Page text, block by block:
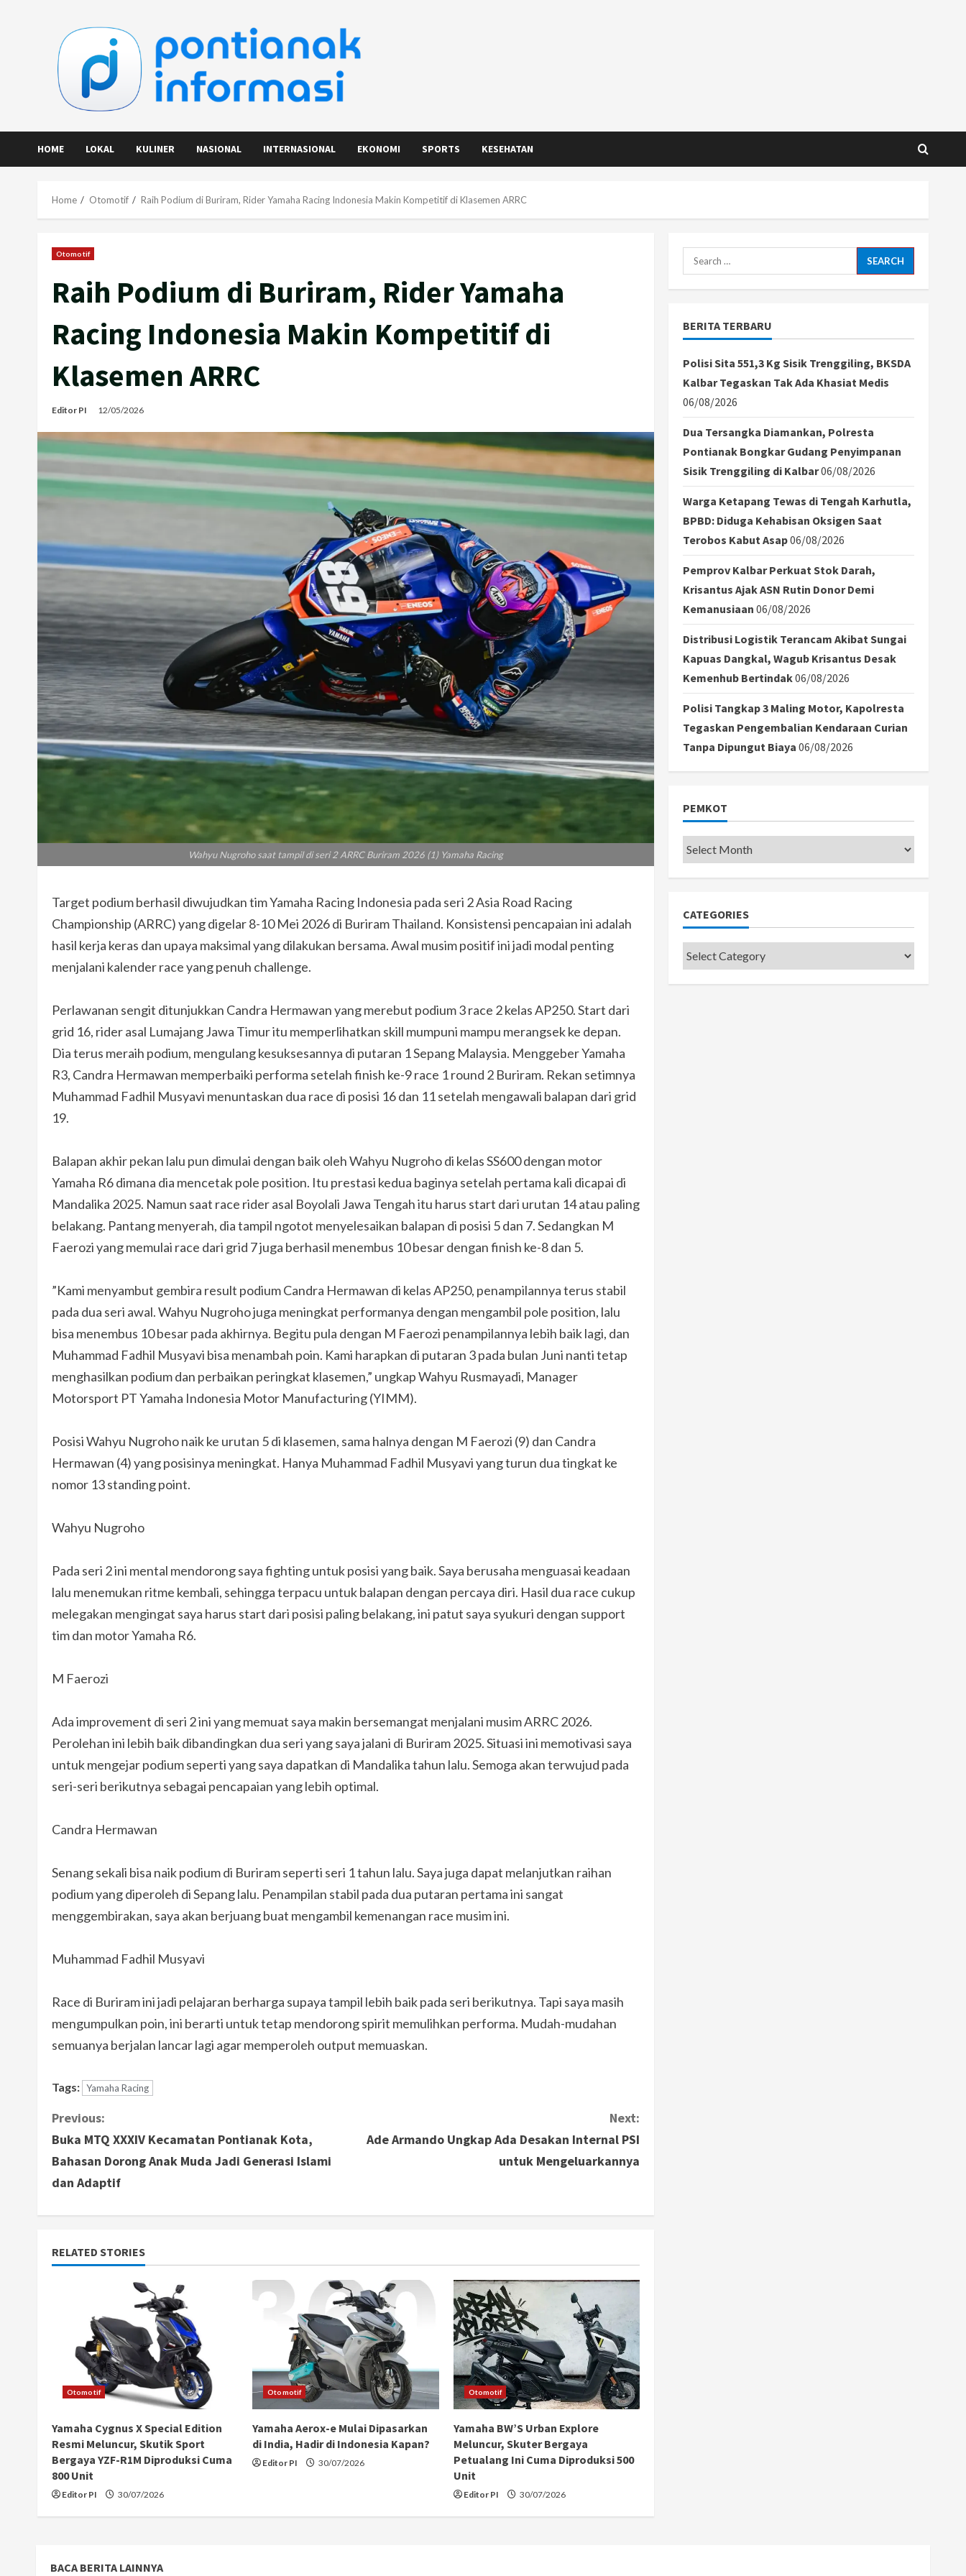
HOME LOKAL KULINER NASIONAL INTERNASIONAL EKONOMI SPORTS KESEHATAN
Home Otomotif Raih Podium di Buriram, Rider Yamaha Racing Indonesia Makin Kompetitif di Klasemen ARRC
Otomotif
Raih Podium di Buriram, Rider Yamaha
Racing Indonesia Makin Kompetitif di
Klasemen ARRC
Editor PI 12/05/2026
Wahyu Nugroho saat tampil di seri 2 ARRC Buriram 2026 (1) Yamaha Racing
Target podium berhasil diwujudkan tim Yamaha Racing Indonesia pada seri 2 Asia Road Racing
Championship (ARRC) yang digelar 8-10 Mei 2026 di Buriram Thailand. Konsistensi pencapaian ini adalah
hasil kerja keras dan upaya maksimal yang dilakukan bersama. Awal musim positif ini jadi modal penting
menjalani kalender race yang penuh challenge.
Perlawanan sengit ditunjukkan Candra Hermawan yang merebut podium 3 race 2 kelas AP250. Start dari
grid 16, rider asal Lumajang Jawa Timur itu memperlihatkan skill mumpuni mampu merangsek ke depan.
Dia terus meraih podium, mengulang kesuksesannya di putaran 1 Sepang Malaysia. Menggeber Yamaha
R3, Candra Hermawan memperbaiki performa setelah finish ke-9 race 1 round 2 Buriram. Rekan setimnya
Muhammad Fadhil Musyavi menuntaskan dua race di posisi 16 dan 11 setelah mengawali balapan dari grid
19.
Balapan akhir pekan lalu pun dimulai dengan baik oleh Wahyu Nugroho di kelas SS600 dengan motor
Yamaha R6 dimana dia mencetak pole position. Itu prestasi kedua baginya setelah pertama kali dicapai di
Mandalika 2025. Namun saat race rider asal Boyolali Jawa Tengah itu harus start dari urutan 14 atau paling
belakang. Pantang menyerah, dia tampil ngotot menyelesaikan balapan di posisi 5 dan 7. Sedangkan M
Faerozi yang memulai race dari grid 7 juga berhasil menembus 10 besar dengan finish ke-8 dan 5.
”Kami menyambut gembira result podium Candra Hermawan di kelas AP250, penampilannya terus stabil
pada dua seri awal. Wahyu Nugroho juga meningkat performanya dengan mengambil pole position, lalu
bisa menembus 10 besar pada akhirnya. Begitu pula dengan M Faerozi penampilannya lebih baik lagi, dan
Muhammad Fadhil Musyavi bisa menambah poin. Kami harapkan di putaran 3 pada bulan Juni nanti tetap
menghasilkan podium dan perbaikan peringkat klasemen,” ungkap Wahyu Rusmayadi, Manager
Motorsport PT Yamaha Indonesia Motor Manufacturing (YIMM).
Posisi Wahyu Nugroho naik ke urutan 5 di klasemen, sama halnya dengan M Faerozi (9) dan Candra
Hermawan (4) yang posisinya meningkat. Hanya Muhammad Fadhil Musyavi yang turun dua tingkat ke
nomor 13 standing point.
Wahyu Nugroho
Pada seri 2 ini mental mendorong saya fighting untuk posisi yang baik. Saya berusaha menguasai keadaan
lalu menemukan ritme kembali, sehingga terpacu untuk balapan dengan percaya diri. Hasil dua race cukup
melegakan mengingat saya harus start dari posisi paling belakang, ini patut saya syukuri dengan support
tim dan motor Yamaha R6.
M Faerozi
Ada improvement di seri 2 ini yang memuat saya makin bersemangat menjalani musim ARRC 2026.
Perolehan ini lebih baik dibandingkan dua seri yang saya jalani di Buriram 2025. Situasi ini memotivasi saya
untuk mengejar podium seperti yang saya dapatkan di Mandalika tahun lalu. Semoga akan terwujud pada
seri-seri berikutnya sebagai pencapaian yang lebih optimal.
Candra Hermawan
Senang sekali bisa naik podium di Buriram seperti seri 1 tahun lalu. Saya juga dapat melanjutkan raihan
podium yang diperoleh di Sepang lalu. Penampilan stabil pada dua putaran pertama ini sangat
menggembirakan, saya akan berjuang buat mengambil kemenangan race musim ini.
Muhammad Fadhil Musyavi
Race di Buriram ini jadi pelajaran berharga supaya tampil lebih baik pada seri berikutnya. Tapi saya masih
mengumpulkan poin, ini berarti untuk tetap mendorong spirit memulihkan performa. Mudah-mudahan
semuanya berjalan lancar lagi agar memperoleh output memuaskan.
Tags: Yamaha Racing
C
o
n
t
i
n
a
d
i
n
Previous:
Buka MTQ XXXIV Kecamatan Pontianak Kota,
Bahasan Dorong Anak Muda Jadi Generasi Islami
dan Adaptif
Next:
Ade Armando Ungkap Ada Desakan Internal PSI
untuk Mengeluarkannya
RELATED STORIES
Otomotif
Yamaha Cygnus X Special Edition
Resmi Meluncur, Skutik Sport
Bergaya YZF-R1M Diproduksi Cuma
800 Unit
Editor PI 30/07/2026
Otomotif
Yamaha Aerox-e Mulai Dipasarkan
di India, Hadir di Indonesia Kapan?
Editor PI 30/07/2026
Otomotif
Yamaha BW’S Urban Explore
Meluncur, Skuter Bergaya
Petualang Ini Cuma Diproduksi 500
Unit
Editor PI 30/07/2026
Search
for:
BERITA TERBARU
Polisi Sita 551,3 Kg Sisik Trenggiling, BKSDA
Kalbar Tegaskan Tak Ada Khasiat Medis
06/08/2026
Dua Tersangka Diamankan, Polresta
Pontianak Bongkar Gudang Penyimpanan
Sisik Trenggiling di Kalbar06/08/2026
Warga Ketapang Tewas di Tengah Karhutla,
BPBD: Diduga Kehabisan Oksigen Saat
Terobos Kabut Asap06/08/2026
Pemprov Kalbar Perkuat Stok Darah,
Krisantus Ajak ASN Rutin Donor Demi
Kemanusiaan 06/08/2026
Distribusi Logistik Terancam Akibat Sungai
Kapuas Dangkal, Wagub Krisantus Desak
Kemenhub Bertindak06/08/2026
Polisi Tangkap 3 Maling Motor, Kapolresta
Tegaskan Pengembalian Kendaraan Curian
Tanpa Dipungut Biaya 06/08/2026
PEMKOT
Pemkot
CATEGORIES
Categories
BACA BERITA LAINNYA